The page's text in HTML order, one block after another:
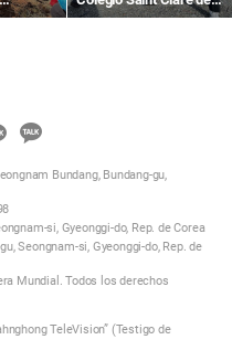
Caloocan, Filipinas,
카
오
공
하
Bundang, Bundang-gu,
si, Gyeonggi-do, Rep. de Corea
Seongnam-si, Gyeonggi-do, Rep. de
Mundial. Todos los derechos
TeleVision” (Testigo de